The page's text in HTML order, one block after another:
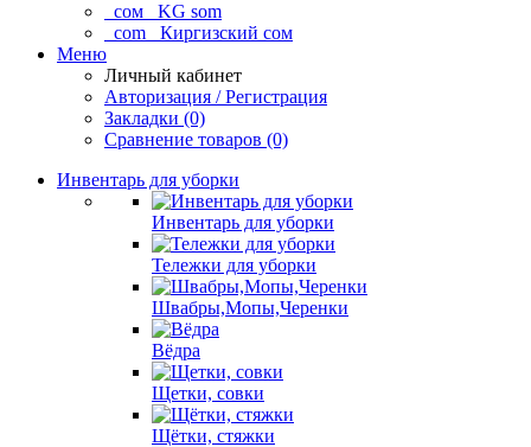
сом KG som
com Киргизский сом
Меню
Личный кабинет
Авторизация / Регистрация
Закладки (0)
Сравнение товаров (0)
Инвентарь для уборки
Инвентарь для уборки
Тележки для уборки
Швабры,Мопы,Черенки
Вёдра
Щетки, совки
Щётки, стяжки